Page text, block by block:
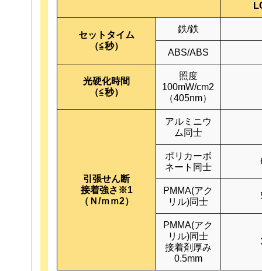
セットタイム
（≦秒）
鉄/鉄
ABS/ABS
光硬化時間
（≦秒）
照度
100mW/cm2
（405nm）
引張せん断
接着強さ※1
（Ｎ/ｍｍ2）
アルミニウ
ム同士
ポリカーボ
ネート同士
PMMA(アク
リル)同士
PMMA(アク
リル)同士
接着剤厚み
0.5mm